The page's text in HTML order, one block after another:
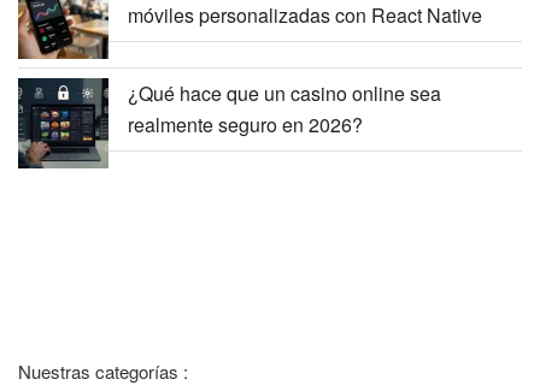
móviles personalizadas con React Native
¿Qué hace que un casino online sea
realmente seguro en 2026?
Nuestras categorías :